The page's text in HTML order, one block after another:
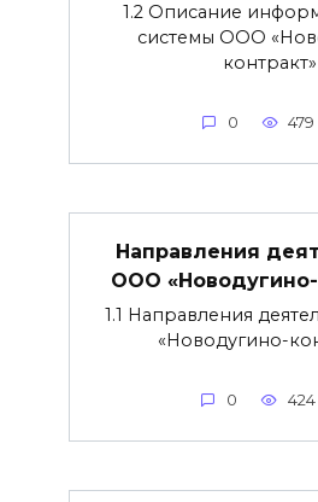
1.2 Описание
системы ООО
контракт»
0 479
Направления
ООО «Новодугино-
1.1 Направления
«Новодугино-
0 424